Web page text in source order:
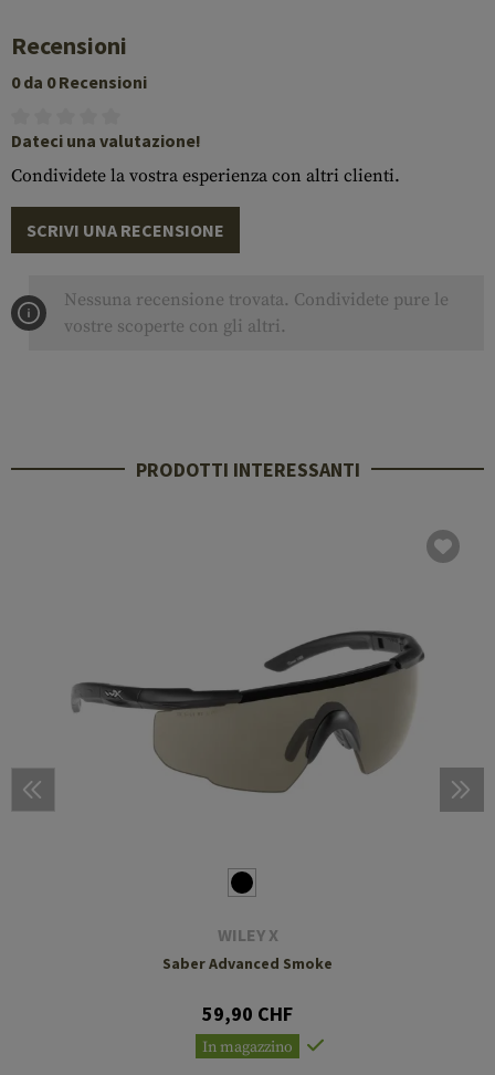
Recensioni
0 da 0 Recensioni
Dateci una valutazione!
Condividete la vostra esperienza con altri clienti.
SCRIVI UNA RECENSIONE
Nessuna recensione trovata. Condividete pure le
vostre scoperte con gli altri.
PRODOTTI INTERESSANTI
WILEY X
Saber Advanced Smoke
59,90 CHF
In magazzino